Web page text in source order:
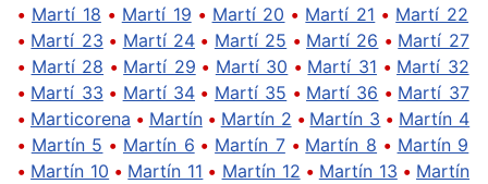
• Martí 18 • Martí 19 • Martí 20 • Martí 21 • Martí 22
• Martí 23 • Martí 24 • Martí 25 • Martí 26 • Martí 27
• Martí 28 • Martí 29 • Martí 30 • Martí 31 • Martí 32
• Martí 33 • Martí 34 • Martí 35 • Martí 36 • Martí 37
• Marticorena • Martín• Martín 2 • Martín 3 • Martín 4
• Martín 5 • Martín 6 • Martín 7• Martín 8 • Martín 9
• Martín 10 • Martín 11 • Martín 12 • Martín 13 • Martín